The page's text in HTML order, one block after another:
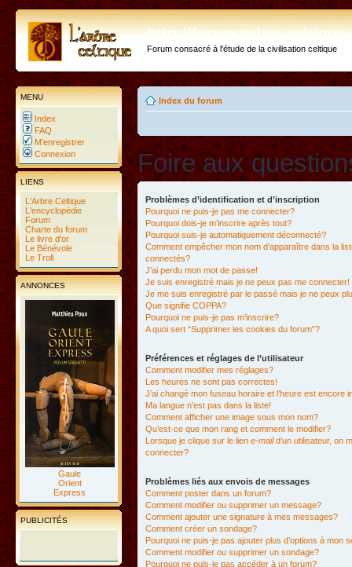
http://forum.arbre-
Forum consacré à l'étude de la civilisation celtique
MENU
Index
FAQ
M’enregistrer
Connexion
LIENS
L'Arbre Celtique
L'encyclopédie
Forum
Charte du forum
Le livre d'or
Le Bénévole
Le Troll
ANNONCES
Gaule
Orient
Express
PUBLICITÉS
Index du forum
Foire aux
Problèmes d’identification et d’inscription
Pourquoi ne puis-je pas me connecter?
Pourquoi dois-je m’inscrire après tout?
Pourquoi suis-je automatiquement déconnecté?
Comment empêcher mon nom d’apparaître dans la
connectés?
J’ai perdu mon mot de passe!
Je suis enregistré mais je ne peux pas me connecter!
Je me suis enregistré par le passé mais je ne peux
Que signifie COPPA?
Pourquoi ne puis-je pas m’inscrire?
A quoi sert “Supprimer les cookies du forum”?
Préférences et réglages de l’utilisateur
Comment modifier mes réglages?
Les heures ne sont pas correctes!
J’ai changé mon fuseau horaire et l’heure est encore
Ma langue n’est pas dans la liste!
Comment afficher une image sous mon nom?
Qu’est-ce que mon rang et comment le modifier?
Lorsque je clique sur le lien e-maild’un utilisateur, on
connecter?
Problèmes liés aux envois de messages
Comment poster dans un forum?
Comment modifier ou supprimer un message?
Comment ajouter une signature à mes messages?
Comment créer un sondage?
Pourquoi ne puis-je pas ajouter plus d’options à mon
Comment modifier ou supprimer un sondage?
Pourquoi ne puis-je pas accéder à un forum?